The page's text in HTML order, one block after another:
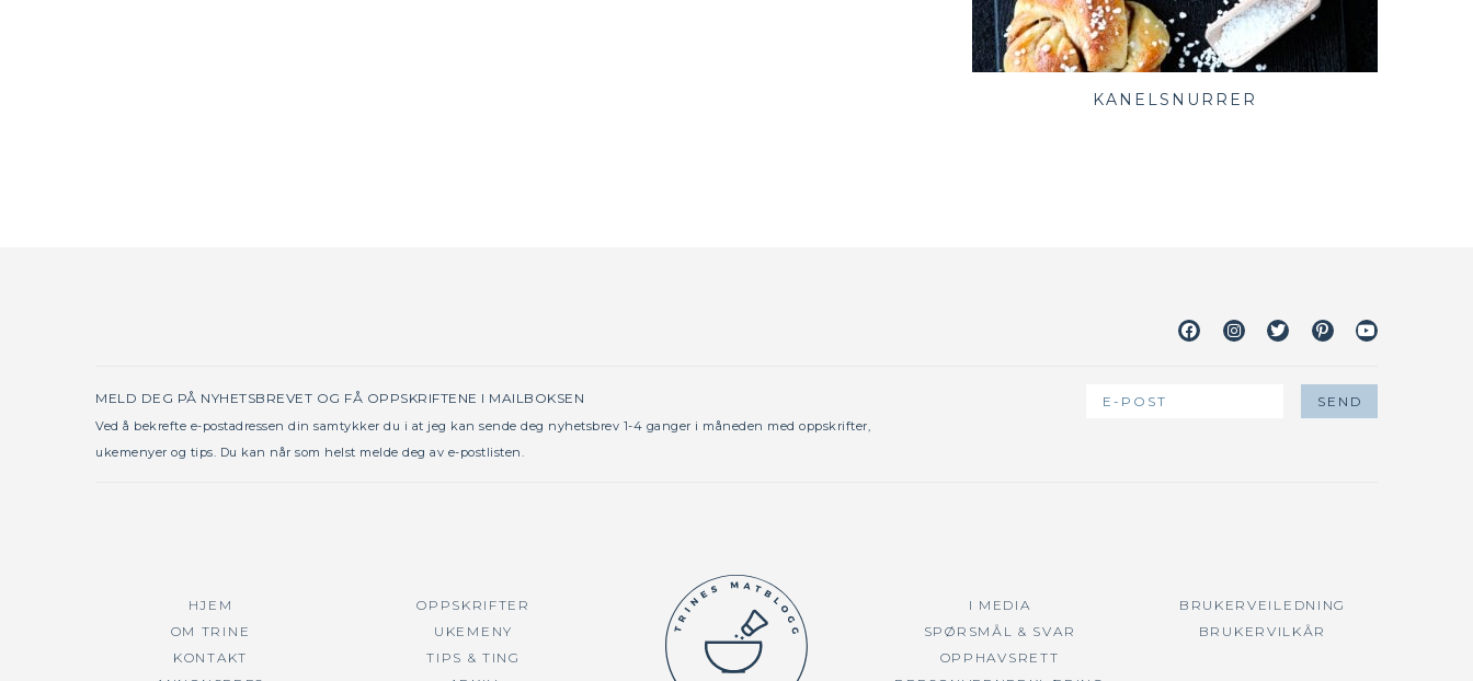
KANELSNURRER
FacebookInstagramTwitterPinterestYoutube
MELD DEG PÅ NYHETSBREVET OG FÅ OPPSKRIFTENE I MAILBOKSEN
Ved å bekrefte e-postadressen din samtykker du i at jeg kan sende deg nyhetsbrev 1-4 ganger i måneden med oppskrifter,
ukemenyer og tips. Du kan når som helst melde deg av e-postlisten.
HJEM
OM TRINE
KONTAKT
OPPSKRIFTER
UKEMENY
TIPS & TING
I MEDIA
SPØRSMÅL & SVAR
OPPHAVSRETT
BRUKERVEILEDNING
BRUKERVILKÅR